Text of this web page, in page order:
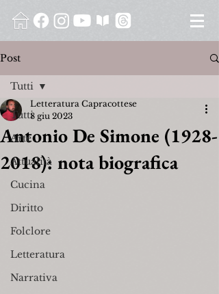
Post
Tutti
Arte
Attualità
Cucina
Diritto
Folclore
Letteratura
Narrativa
Tutti
Antonio De Simone (1928-
2018): nota biografica
Letteratura Capracottese
8 giu 2023